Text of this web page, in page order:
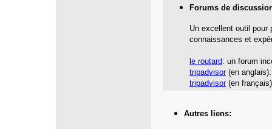
Forums de
Un excellent outil pour
connaissances et
le routard: un forum
tripadvisor(en
tripadvisor(en
Autres liens: